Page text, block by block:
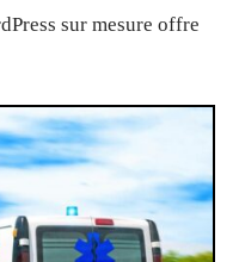
sur mesure offre